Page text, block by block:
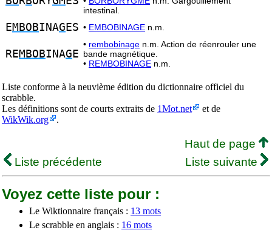
intestinal.
EMBOBINAG ES • EMBOBINAGE n.m.
REMBOBINAG E
• rembobinage n.m. Action de réenrouler une
bande magnétique.
• REMBOBINAGE n.m.
Liste conforme à la neuvième édition du dictionnaire officiel du
scrabble.
Les définitions sont de courts extraits de 1Mot.net
et de
WikWik.org
.
Haut de page
Liste précédente
Liste suivante
Voyez cette liste pour :
Le Wiktionnaire français : 13 mots
Le scrabble en anglais : 16 mots